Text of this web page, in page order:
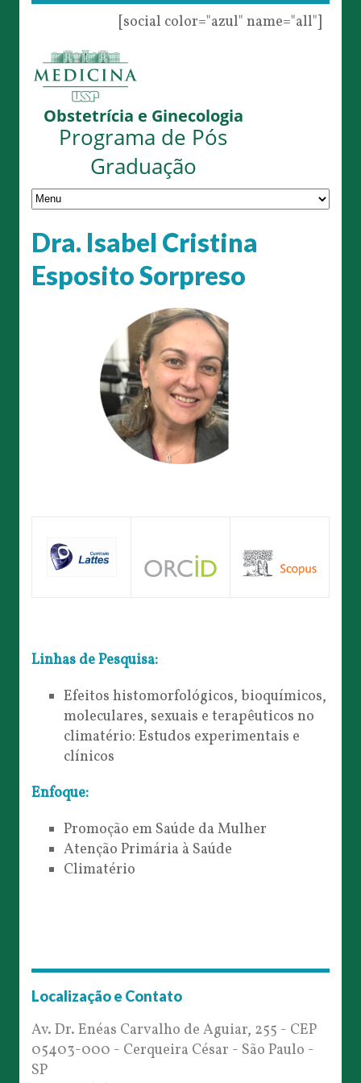
[social color="azul" name="all"]
Obstetrícia e Ginecologia
Programa de Pós
Graduação
Dra. Isabel Cristina
Esposito Sorpreso
Linhas de Pesquisa:
Efeitos histomorfológicos, bioquímicos,
moleculares, sexuais e terapêuticos no
climatério: Estudos experimentais e
clínicos
Enfoque:
Promoção em Saúde da Mulher
Atenção Primária à Saúde
Climatério
Localização e Contato
Av. Dr. Enéas Carvalho de Aguiar, 255 - CEP
05403-000 - Cerqueira César - São Paulo -
SP